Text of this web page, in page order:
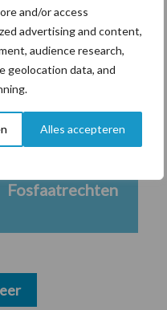
and/or access
advertising and content,
audience research,
geolocation data, and
Alles accepteren
Fosfaatrechten